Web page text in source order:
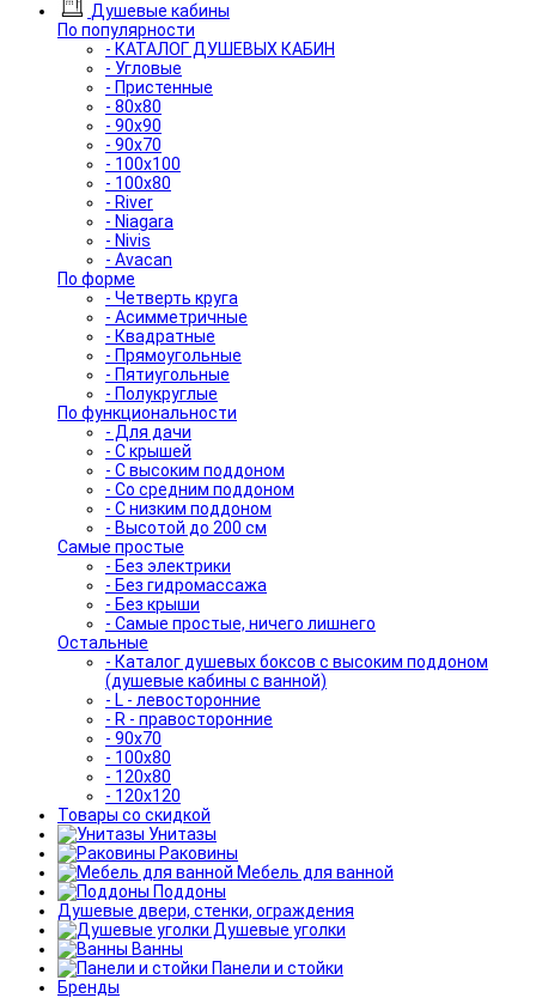
Душевые кабины
По популярности
- КАТАЛОГ ДУШЕВЫХ КАБИН
- Угловые
- Пристенные
- 80x80
- 90x90
- 90x70
- 100x100
- 100x80
- River
- Niagara
- Nivis
- Avacan
По форме
- Четверть круга
- Асимметричные
- Квадратные
- Прямоугольные
- Пятиугольные
- Полукруглые
По функциональности
- Для дачи
- С крышей
- С высоким поддоном
- Со средним поддоном
- С низким поддоном
- Высотой до 200 см
Самые простые
- Без электрики
- Без гидромассажа
- Без крыши
- Самые простые, ничего лишнего
Остальные
- Каталог душевых боксов с высоким поддоном
(душевые кабины с ванной)
- L - левосторонние
- R - правосторонние
- 90x70
- 100x80
- 120x80
- 120x120
Товары со скидкой
Унитазы
Раковины
Мебель для ванной
Поддоны
Душевые двери, стенки, ограждения
Душевые уголки
Ванны
Панели и стойки
Бренды